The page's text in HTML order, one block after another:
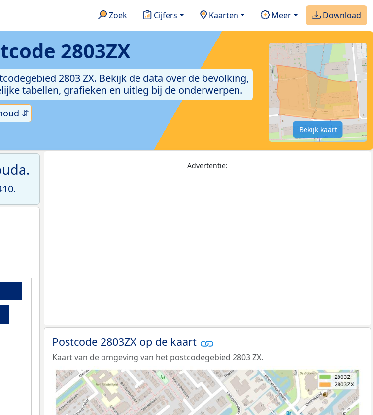
Zoek Cijfers Kaarten Meer Download
2803ZX
2803 ZX. Bekijk de data over de bevolking,
tabellen, grafieken en uitleg bij de onderwerpen.
⇵
Bekijk kaart
Advertentie:
Postcode 2803ZX op de kaart
Kaart van de omgeving van het postcodegebied 2803 ZX.